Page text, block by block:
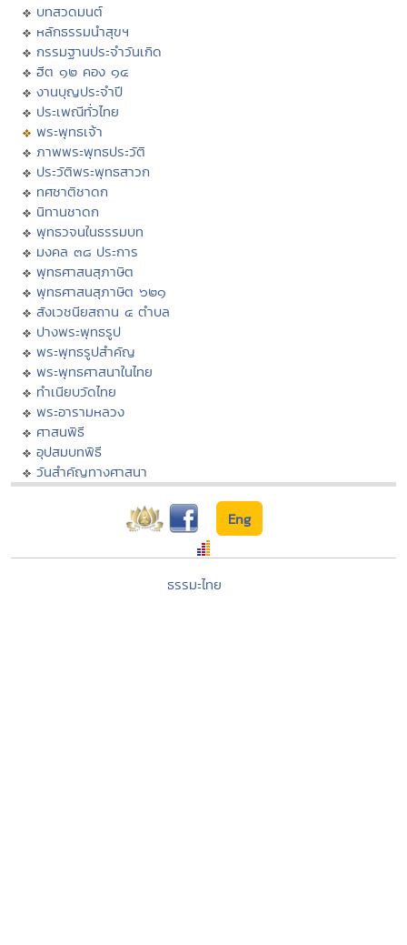
บทสวดมนต์
หลักธรรมนำสุขฯ
กรรมฐานประจำวันเกิด
ฮีต ๑๒ คอง ๑๔
งานบุญประจำปี
ประเพณีทั่วไทย
พระพุทธเจ้า
ภาพพระพุทธประวัติ
ประวัติพระพุทธสาวก
ทศชาติชาดก
นิทานชาดก
พุทธวจนในธรรมบท
มงคล ๓๘ ประการ
พุทธศาสนสุภาษิต
พุทธศาสนสุภาษิต ๖๒๑
สังเวชนียสถาน ๔ ตำบล
ปางพระพุทธรูป
พระพุทธรูปสำคัญ
พระพุทธศาสนาในไทย
ทำเนียบวัดไทย
พระอารามหลวง
ศาสนพิธี
อุปสมบทพิธี
วันสำคัญทางศาสนา
Eng
ธรรมะไทย